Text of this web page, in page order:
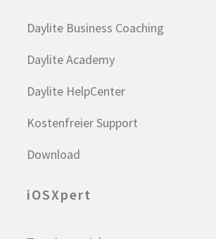
Daylite Business Coaching
Daylite Academy
Daylite HelpCenter
Kostenfreier Support
Download
iOSXpert